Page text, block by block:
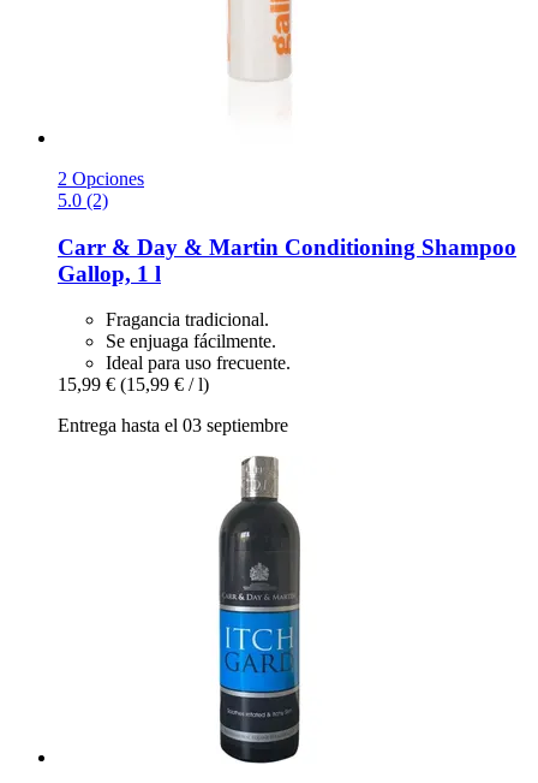
2 Opciones
5.0 (2)
Carr & Day & Martin Conditioning Shampoo
Gallop, 1 l
Fragancia tradicional.
Se enjuaga fácilmente.
Ideal para uso frecuente.
15,99 € (15,99 € / l)
Entrega hasta el 03 septiembre